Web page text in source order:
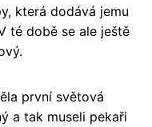
která dodává jemu
té době se ale ještě
první světová
a tak museli pekaři